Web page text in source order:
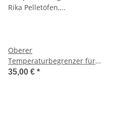
Oberer
Temperaturbegrenzer für
Pelletofen Rika
35,00 € *